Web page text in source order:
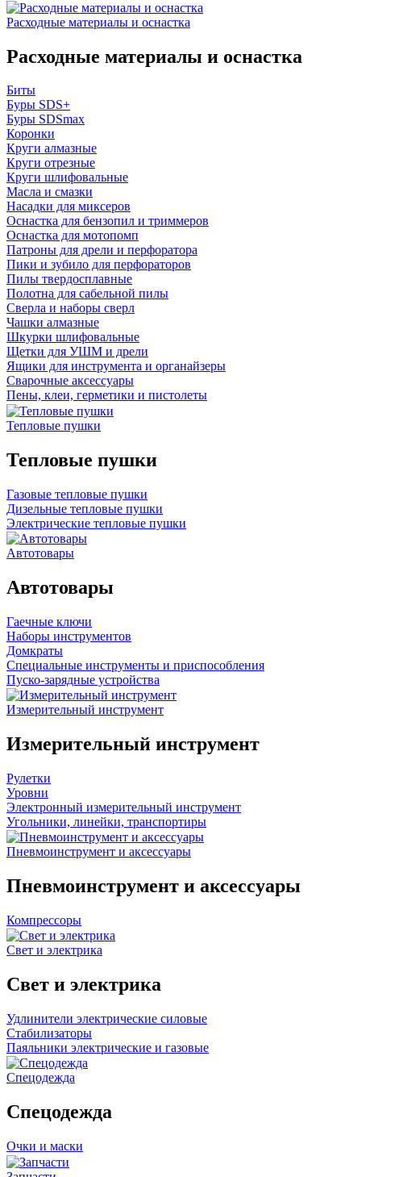
Расходные материалы и оснастка
Расходные материалы и оснастка
Биты
Буры SDS+
Буры SDSmax
Коронки
Круги алмазные
Круги отрезные
Круги шлифовальные
Масла и смазки
Насадки для миксеров
Оснастка для бензопил и триммеров
Оснастка для мотопомп
Патроны для дрели и перфоратора
Пики и зубило для перфораторов
Пилы твердосплавные
Полотна для сабельной пилы
Сверла и наборы сверл
Чашки алмазные
Шкурки шлифовальные
Щетки для УШМ и дрели
Ящики для инструмента и органайзеры
Сварочные аксессуары
Пены, клеи, герметики и пистолеты
Тепловые пушки
Тепловые пушки
Газовые тепловые пушки
Дизельные тепловые пушки
Электрические тепловые пушки
Автотовары
Автотовары
Гаечные ключи
Наборы инструментов
Домкраты
Специальные инструменты и приспособления
Пуско-зарядные устройства
Измерительный инструмент
Измерительный инструмент
Рулетки
Уровни
Электронный измерительный инструмент
Угольники, линейки, транспортиры
Пневмоинструмент и аксессуары
Пневмоинструмент и аксессуары
Компрессоры
Свет и электрика
Свет и электрика
Удлинители электрические силовые
Стабилизаторы
Паяльники электрические и газовые
Спецодежда
Спецодежда
Очки и маски